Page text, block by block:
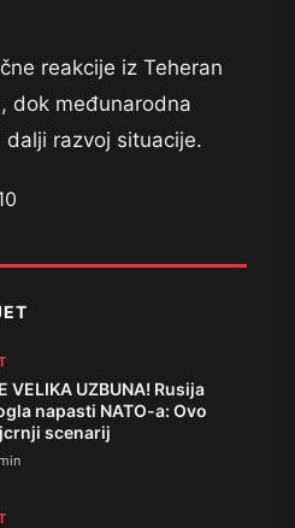
reakcije iz Teheran
dok međunarodna
razvoj situacije.
VELIKA UZBUNA! Rusija
napasti NATO-a: Ovo
scenarij